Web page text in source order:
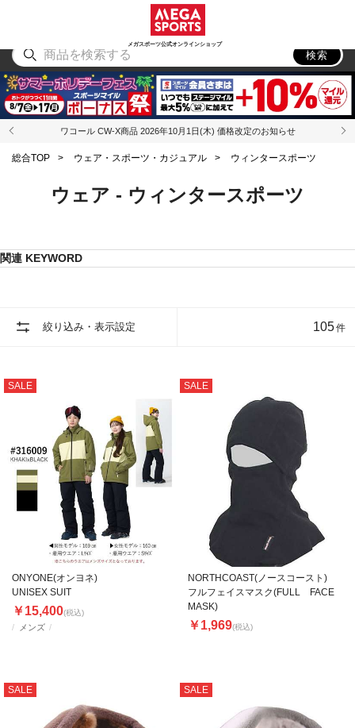
メガスポーツ公式オンラインショップ
アウトドア
検索
ワコール CW-X商品 2026年10月1日(木) 価格改定のお知らせ
総合TOP > ウェア・スポーツ・カジュアル > ウィンタースポーツ
ウェア - ウィンタースポーツ
関連 KEYWORD
絞り込み・表示設定 105件
SALE
メンズ
ONYONE(オンヨネ)
UNISEX SUIT
￥15,400(税込)
SALE
NORTHCOAST(ノースコースト)
フルフェイスマスク(FULL FACE
MASK)
￥1,969(税込)
SALE SALE